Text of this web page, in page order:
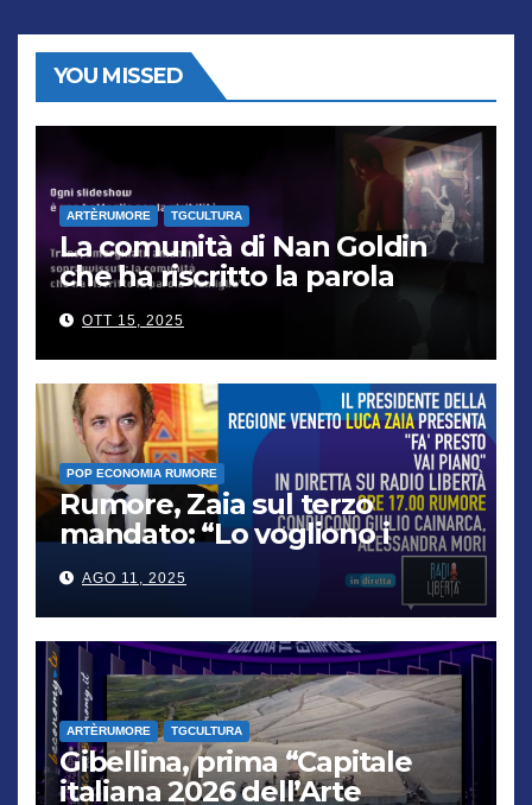
YOU MISSED
ARTÈRUMORE TGCULTURA
La comunità di Nan Goldin
che ha riscritto la parola
“famiglia”
OTT 15, 2025
POP ECONOMIA RUMORE
Rumore, Zaia sul terzo
mandato: “Lo vogliono i
cittadini, chi non lo capisce
verrà punito”
AGO 11, 2025
ARTÈRUMORE TGCULTURA
Gibellina, prima “Capitale
italiana 2026 dell’Arte